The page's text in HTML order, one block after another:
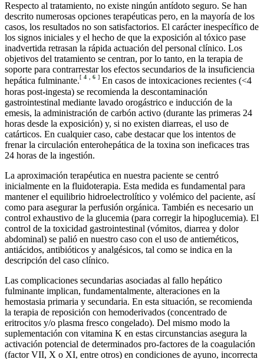
Respecto al tratamiento, no existe ningún antídoto seguro. Se han
descrito numerosas opciones terapéuticas pero, en la mayoría de los
casos, los resultados no son satisfactorios. El carácter inespecífico de
los signos iniciales y el hecho de que la exposición al tóxico pase
inadvertida retrasan la rápida actuación del personal clínico. Los
objetivos del tratamiento se centran, por lo tanto, en la terapia de
soporte para contrarrestar los efectos secundarios de la insuficiencia
hepática fulminante.[ 4 6 ] En casos de intoxicaciones recientes (<4
horas post-ingesta) se recomienda la descontaminación
gastrointestinal mediante lavado orogástrico e inducción de la
emesis, la administración de carbón activo (durante las primeras 24
horas desde la exposición) y, si no existen diarreas, el uso de
catárticos. En cualquier caso, cabe destacar que los intentos de
frenar la circulación enterohepática de la toxina son ineficaces tras
24 horas de la ingestión.
La aproximación terapéutica en nuestra paciente se centró
inicialmente en la fluidoterapia. Esta medida es fundamental para
mantener el equilibrio hidroelectrolítico y volémico del paciente, así
como para asegurar la perfusión orgánica. También es necesario un
control exhaustivo de la glucemia (para corregir la hipoglucemia). El
control de la toxicidad gastrointestinal (vómitos, diarrea y dolor
abdominal) se palió en nuestro caso con el uso de antieméticos,
antiácidos, antibióticos y analgésicos, tal como se indica en la
descripción del caso clínico.
Las complicaciones secundarias asociadas al fallo hepático
fulminante implican, fundamentalmente, alteraciones en la
hemostasia primaria y secundaria. En esta situación, se recomienda
la terapia de reposición con hemoderivados (concentrado de
eritrocitos y/o plasma fresco congelado). Del mismo modo la
suplementación con vitamina K en estas circunstancias asegura la
activación potencial de determinados pro-factores de la coagulación
(factor VII, X o XI, entre otros) en condiciones de ayuno, incorrecta